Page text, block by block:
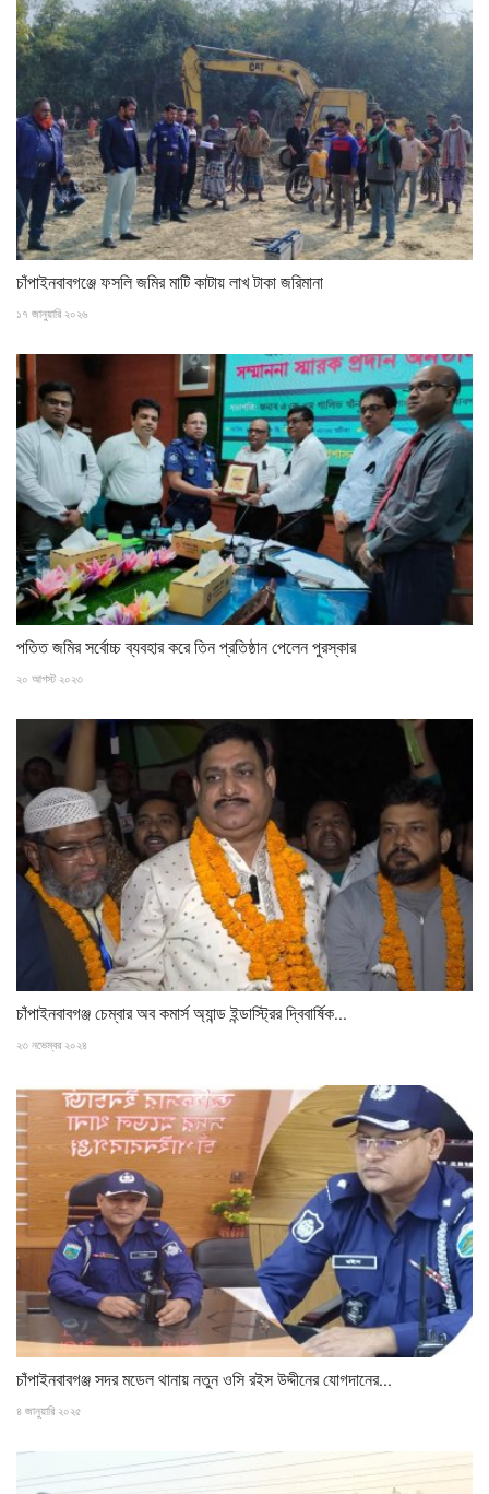
চাঁপাইনবাবগঞ্জে ফসলি জমির মাটি কাটায় লাখ টাকা জরিমানা
১৭ জানুয়ারি ২০২৬
পতিত জমির সর্বোচ্চ ব্যবহার করে তিন প্রতিষ্ঠান পেলেন পুরস্কার
২০ আগস্ট ২০২৩
চাঁপাইনবাবগঞ্জ চেম্বার অব কমার্স অ্যান্ড ইন্ডাস্ট্রির দ্বিবার্ষিক...
২৩ নভেম্বর ২০২৪
চাঁপাইনবাবগঞ্জ সদর মডেল থানায় নতুন ওসি রইস উদ্দীনের যোগদানের...
৪ জানুয়ারি ২০২৫